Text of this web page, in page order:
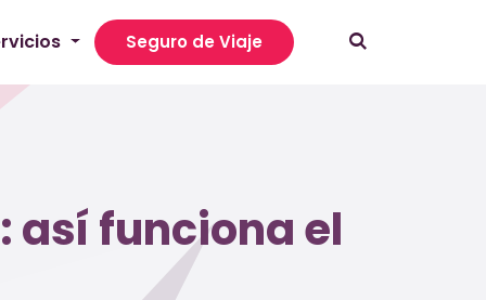
Seguro de Viaje
así funciona el